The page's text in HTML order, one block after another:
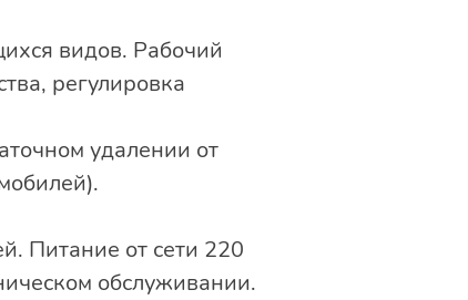
видов. Рабочий
регулировка
удалении от
Питание от сети 220
обслуживании.